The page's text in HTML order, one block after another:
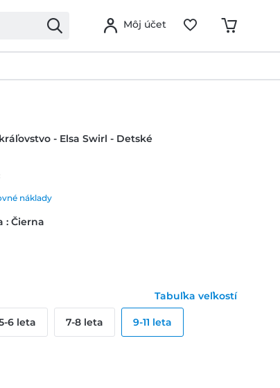
Môj účet
- Elsa Swirl - Detské
náklady
: Čierna
Tabuľka veľkostí
6 leta 7-8 leta 9-11 leta